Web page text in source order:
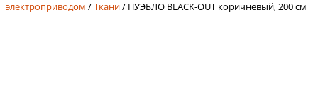
электроприводом /Ткани/ ПУЭБЛО BLACK-OUT коричневый, 200 см